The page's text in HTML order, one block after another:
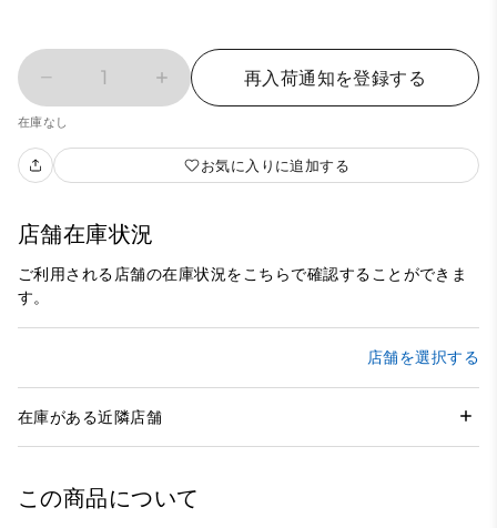
1 再入荷通知を登録する
在庫なし
お気に入りに追加する
店舗在庫状況
ご利用される店舗の在庫状況をこちらで確認することができま
す。
店舗を選択する
在庫がある近隣店舗
この商品について